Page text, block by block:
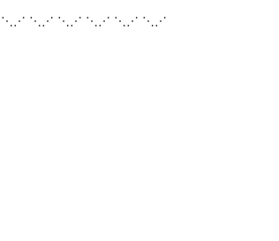
⋱⋰ ⋱ ⋰ ⋱⋰ ⋱⋰ ⋱⋰